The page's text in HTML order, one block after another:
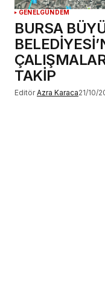
GENELGÜNDEM
BURSA
TAKİP
Editör Azra Karaca21/10/